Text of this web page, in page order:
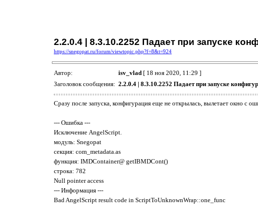
2.2.0.4 | 8.3.10.2252 Падает при запуске
https://snegopat.ru/forum/viewtopic.php?f=8&t=924
Автор: isv_vlad [ 18 ноя 2020, 11:29 ]
Заголовок сообщения: 2.2.0.4 | 8.3.10.2252 Падает при запуске
Сразу после запуска, конфигурация еще не открылась, вылетает окно с
--- Ошибка ---
Исключение AngelScript.
модуль: Snegopat
секция: com_metadata.as
функция: IMDContainer@ getIBMDCont()
строка: 782
Null pointer access
--- Информация ---
Bad AngelScript result code in ScriptToUnknownWrap::one_func